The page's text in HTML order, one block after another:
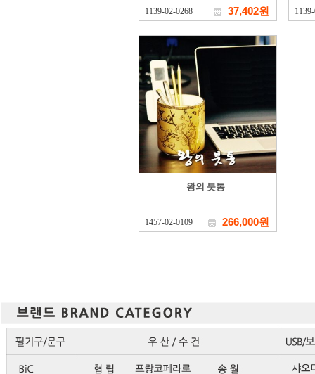
1139-02-0268 37,402원
왕의 붓통
1457-02-0109 266,000원